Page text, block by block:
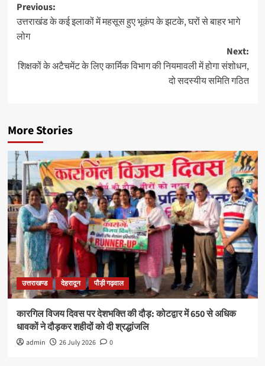
Previous:
उत्तराखंड के कई इलाकों में महसूस हुए भूकंप के झटके, घरों से बाहर भागे
लोग
Next:
शिक्षकों के अटैचमेंट के लिए कार्मिक विभाग की नियमावली में होगा संशोधन,
दो सदस्यीय समिति गठित
More Stories
उत्तराखण्ड देहरादून पौड़ी गढ़वाल
कारगिल विजय दिवस पर देशभक्ति की दौड़: कोटद्वार में 650 से अधिक
धावकों ने दौड़कर शहीदों को दी श्रद्धांजलि
admin 26 July 2026 0